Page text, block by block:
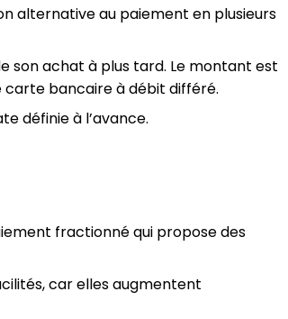
alternative au paiement en plusieurs
achat à plus tard. Le montant est
carte bancaire à débit différé.
définie à l’avance.
fractionné qui propose des
car elles augmentent